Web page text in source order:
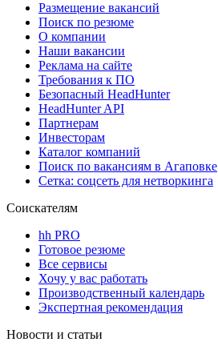
Размещение вакансий
Поиск по резюме
О компании
Наши вакансии
Реклама на сайте
Требования к ПО
Безопасный HeadHunter
HeadHunter API
Партнерам
Инвесторам
Каталог компаний
Поиск по вакансиям в Агаповке
Сетка: соцсеть для нетворкинга
Соискателям
hh PRO
Готовое резюме
Все сервисы
Хочу у вас работать
Производственный календарь
Экспертная рекомендация
Новости и статьи